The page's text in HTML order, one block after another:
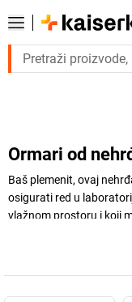
Trebate
Ormari od
Baš plemenit, ovaj
osigurati red u
vlažnom prostoru i koji